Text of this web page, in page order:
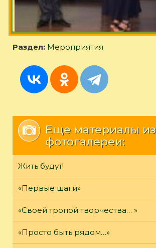
Раздел: Мероприятия
Еще материалы из
фотогалереи:
Жить будут!
«Первые шаги»
«Своей тропой творчества… »
«Просто быть рядом…»